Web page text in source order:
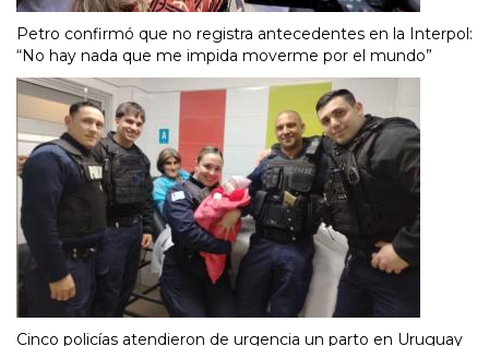
Petro confirmó que no registra antecedentes en la Interpol:
“No hay nada que me impida moverme por el mundo”
Cinco policías atendieron de urgencia un parto en Uruguay